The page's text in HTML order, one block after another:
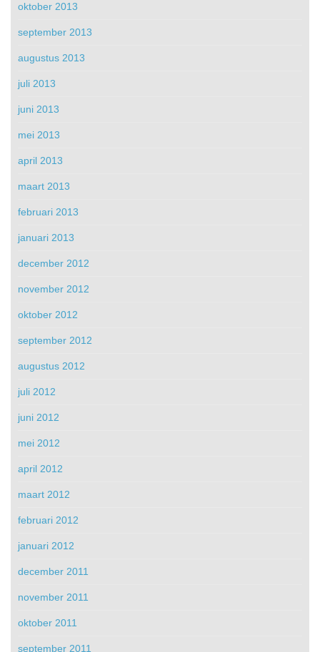
oktober 2013
september 2013
augustus 2013
juli 2013
juni 2013
mei 2013
april 2013
maart 2013
februari 2013
januari 2013
december 2012
november 2012
oktober 2012
september 2012
augustus 2012
juli 2012
juni 2012
mei 2012
april 2012
maart 2012
februari 2012
januari 2012
december 2011
november 2011
oktober 2011
september 2011